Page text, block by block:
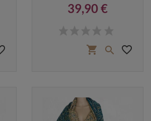
pourraient s'écarter et ce
39,90 €
shopping_cart  favorite_border